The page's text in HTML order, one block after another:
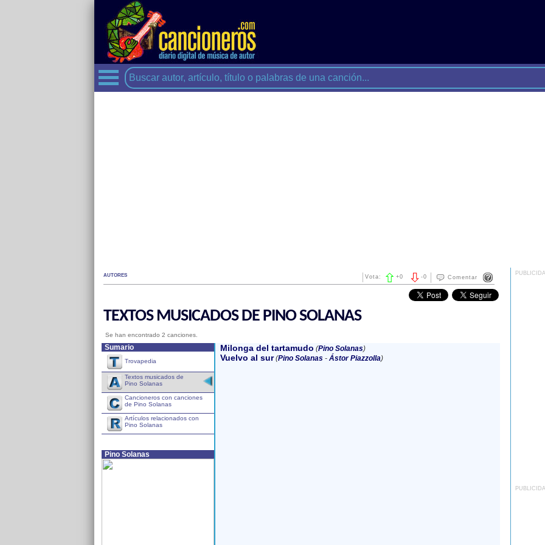
AUTORES Comentar
-0
Vota: +0
TEXTOS MUSICADOS DE PINO SOLANAS
Se han encontrado 2 canciones.
Sumario
Trovapedia
Textos musicados de
Pino Solanas
Cancioneros con canciones
de Pino Solanas
Artículos relacionados con
Pino Solanas
Pino Solanas
Milonga del tartamudo (Pino Solanas)
Vuelvo al sur (Pino Solanas- Ástor Piazzolla)